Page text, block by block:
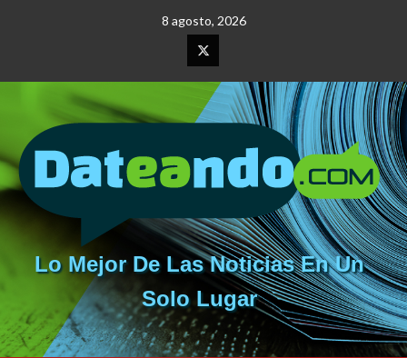
8 agosto, 2026
Elemento
del
menú
Lo Mejor De Las Noticias En Un
Solo Lugar